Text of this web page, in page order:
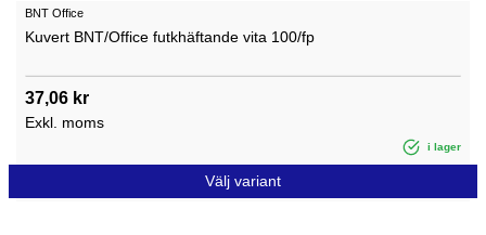
BNT Office
Kuvert BNT/Office futkhäftande vita 100/fp
37,06 kr
Exkl. moms
i lager
Välj variant